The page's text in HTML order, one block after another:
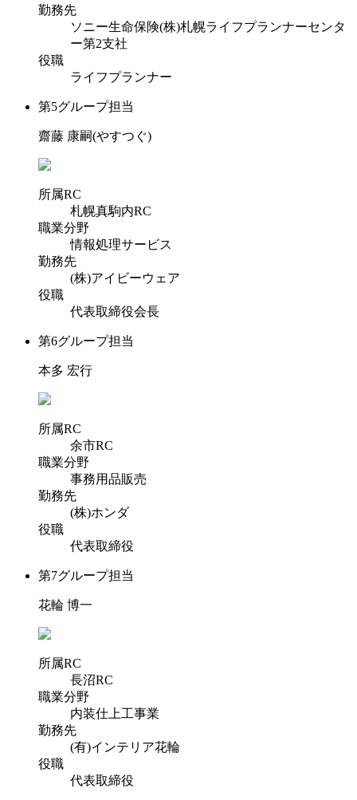
勤務先
ソニー生命保険(株)札幌ライフプランナーセンタ
ー第2支社
役職
ライフプランナー
第5グループ担当
齋藤 康嗣(やすつぐ)
所属RC
札幌真駒内RC
職業分野
情報処理サービス
勤務先
(株)アイビーウェア
役職
代表取締役会長
第6グループ担当
本多 宏行
所属RC
余市RC
職業分野
事務用品販売
勤務先
(株)ホンダ
役職
代表取締役
第7グループ担当
花輪 博一
所属RC
長沼RC
職業分野
内装仕上工事業
勤務先
(有)インテリア花輪
役職
代表取締役